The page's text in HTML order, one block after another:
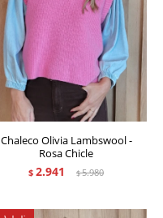
Chaleco Olivia Lambswool -
Rosa Chicle
$ 2.941 $5.980